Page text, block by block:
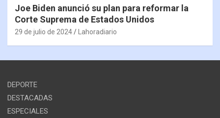
Joe Biden anunció su plan para reformar la
Corte Suprema de Estados Unidos
29 de julio de 2024 Lahoradiario
DEPORTE
DESTACADAS
ESPECIALES